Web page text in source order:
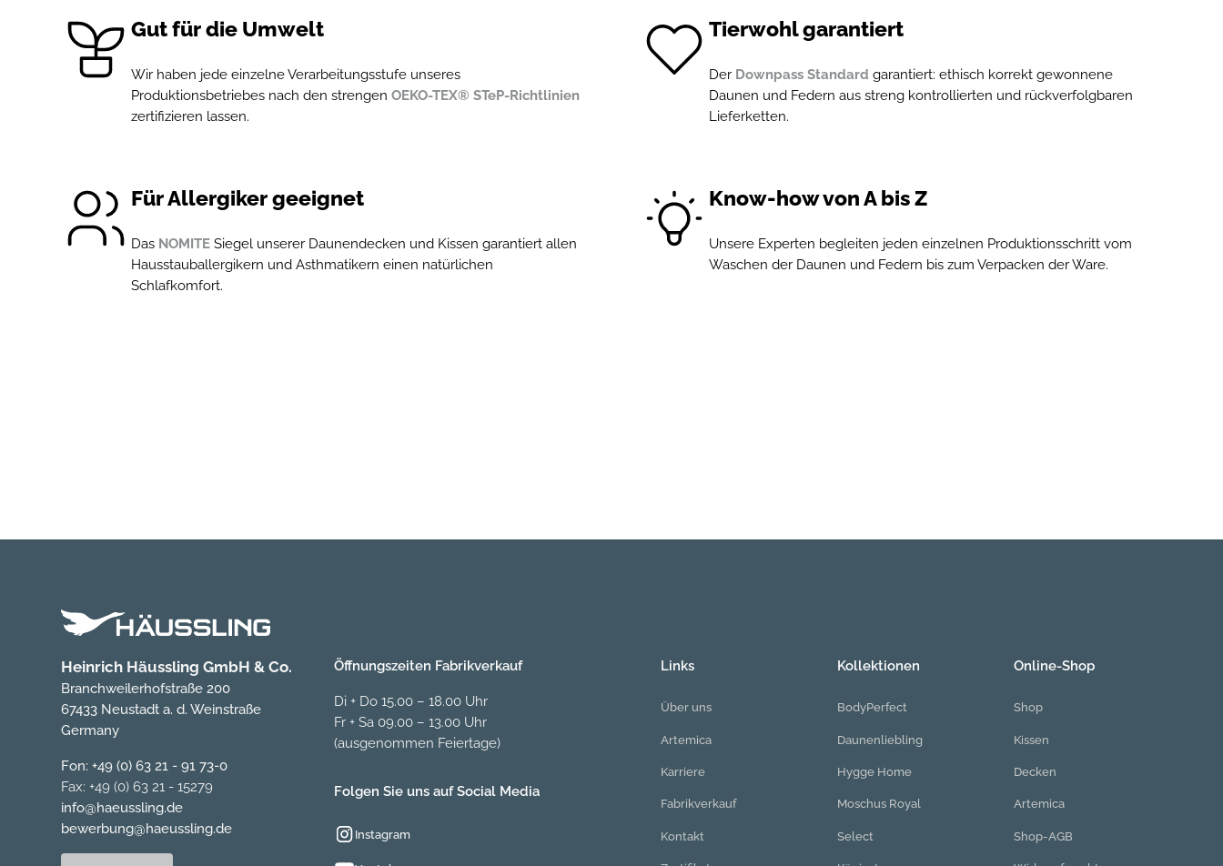
Gut für die Umwelt
Wir haben jede einzelne Verarbeitungsstufe unseres
Produktionsbetriebes nach den strengen OEKO-TEX® STeP-Richtlinien
zertifizieren lassen.
Tierwohl garantiert
Der Downpass Standard garantiert: ethisch korrekt gewonnene
Daunen und Federn aus streng kontrollierten und rückverfolgbaren
Lieferketten.
Für Allergiker geeignet
Das NOMITESiegel unserer Daunendecken und Kissen garantiert allen
Hausstauballergikern und Asthmatikern einen natürlichen
Schlafkomfort.
Know-how von A bis Z
Unsere Experten begleiten jeden einzelnen Produktionsschritt vom
Waschen der Daunen und Federn bis zum Verpacken der Ware.
Heinrich Häussling GmbH & Co.
Branchweilerhofstraße 200
67433 Neustadt a. d. Weinstraße
Germany
Fon: +49 (0) 63 21 - 91 73-0
Fax: +49 (0) 63 21 - 15279
info@haeussling.de
bewerbung@haeussling.de
Öffnungszeiten Fabrikverkauf
Di + Do 15.00 – 18.00 Uhr
Fr + Sa 09.00 – 13.00 Uhr
(ausgenommen Feiertage)
Folgen Sie uns auf Social Media
Instagram
Links
Über uns
Artemica
Karriere
Fabrikverkauf
Kontakt
Kollektionen
BodyPerfect
Daunenliebling
Hygge Home
Moschus Royal
Select
Online-Shop
Shop
Kissen
Decken
Artemica
Shop-AGB